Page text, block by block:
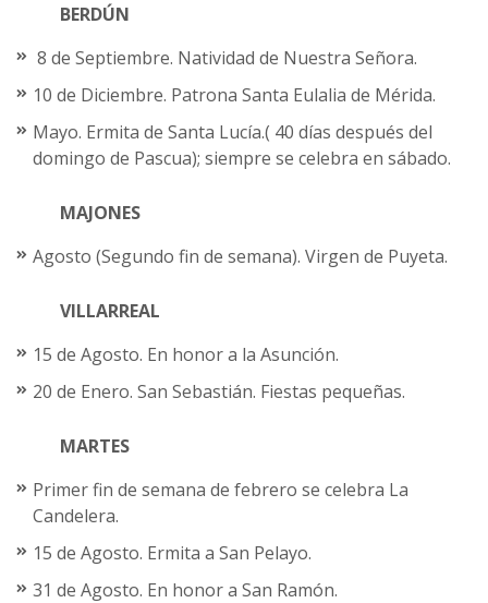
BERDÚN
8 de Septiembre. Natividad de Nuestra Señora.
10 de Diciembre. Patrona Santa Eulalia de Mérida.
Mayo. Ermita de Santa Lucía.( 40 días después del
domingo de Pascua); siempre se celebra en sábado.
MAJONES
Agosto (Segundo fin de semana). Virgen de Puyeta.
VILLARREAL
15 de Agosto. En honor a la Asunción.
20 de Enero. San Sebastián. Fiestas pequeñas.
MARTES
Primer fin de semana de febrero se celebra La
Candelera.
15 de Agosto. Ermita a San Pelayo.
31 de Agosto. En honor a San Ramón.